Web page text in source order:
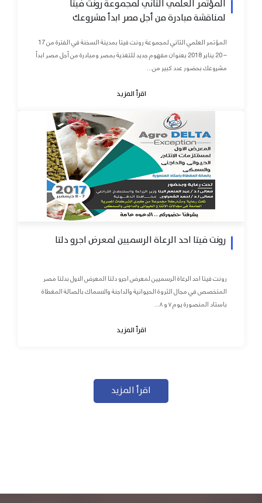
المؤتمر العلمي الثاني لمجموعة رونت فيتا
لمناقشة مبادرة من أجل مصر ابدأ مشروعك
المؤتمر العلمي الثاني لمجموعة رونت فيتا بمدينة السخنة في الفترة من 17
– 20 يناير 2018 بعنوان مفهوم جديد للتغذية بمصر ومبادرة من أجل مصر ابدأ
مشروعك بحضور عدد كبير من...
اقرأ المزيد
رونت فيتا احد الرعاة الرسميين لمعرض اجرو دلتا
رونت فيتا احد الرعاة الرسميين لمعرض اجرو دلتا المعرض الاول بدلتا مصر
المتخصص في مجال الثروة الحيوانية والداجنة والاسماك بالصالة المغطاة
باستاد المنصورة يوم ٧ و ٨...
اقرأ المزيد
اقرأ المزيد